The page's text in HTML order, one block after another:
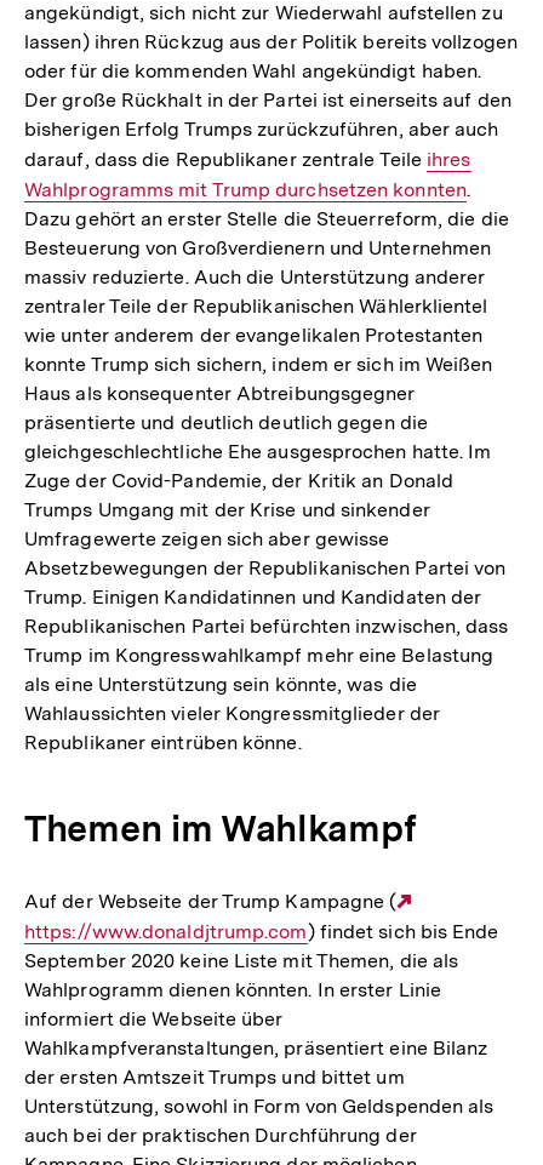
angekündigt, sich nicht zur Wiederwahl aufstellen zu
lassen) ihren Rückzug aus der Politik bereits vollzogen
oder für die kommenden Wahl angekündigt haben.
Der große Rückhalt in der Partei ist einerseits auf den
bisherigen Erfolg Trumps zurückzuführen, aber auch
darauf, dass die Republikaner zentrale Teile Interner
Link:
ihres
Wahlprogramms mit Trump durchsetzen konnten.
Dazu gehört an erster Stelle die Steuerreform, die die
Besteuerung von Großverdienern und Unternehmen
massiv reduzierte. Auch die Unterstützung anderer
zentraler Teile der Republikanischen Wählerklientel
wie unter anderem der evangelikalen Protestanten
konnte Trump sich sichern, indem er sich im Weißen
Haus als konsequenter Abtreibungsgegner
präsentierte und deutlich deutlich gegen die
gleichgeschlechtliche Ehe ausgesprochen hatte. Im
Zuge der Covid-Pandemie, der Kritik an Donald
Trumps Umgang mit der Krise und sinkender
Umfragewerte zeigen sich aber gewisse
Absetzbewegungen der Republikanischen Partei von
Trump. Einigen Kandidatinnen und Kandidaten der
Republikanischen Partei befürchten inzwischen, dass
Trump im Kongresswahlkampf mehr eine Belastung
als eine Unterstützung sein könnte, was die
Wahlaussichten vieler Kongressmitglieder der
Republikaner eintrüben könne.
Themen im Wahlkampf
Auf der Webseite der Trump Kampagne (
Link:
https://www.donaldjtrump.com) findet sich bis Ende
September 2020 keine Liste mit Themen, die als
Wahlprogramm dienen könnten. In erster Linie
informiert die Webseite über
Wahlkampfveranstaltungen, präsentiert eine Bilanz
der ersten Amtszeit Trumps und bittet um
Unterstützung, sowohl in Form von Geldspenden als
auch bei der praktischen Durchführung der